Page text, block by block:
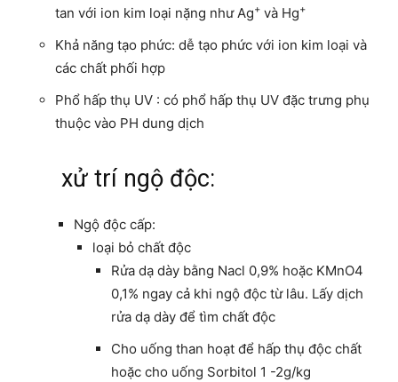
tan với ion kim loại nặng như Ag+ và Hg+
Khả năng tạo phức: dễ tạo phức với ion kim loại và
các chất phối hợp
Phổ hấp thụ UV : có phổ hấp thụ UV đặc trưng phụ
thuộc vào PH dung dịch
xử trí ngộ độc:
Ngộ độc cấp:
loại bỏ chất độc
Rửa dạ dày bằng Nacl 0,9% hoặc KMnO4
0,1% ngay cả khi ngộ độc từ lâu. Lấy dịch
rửa dạ dày để tìm chất độc
Cho uống than hoạt để hấp thụ độc chất
hoặc cho uống Sorbitol 1 -2g/kg